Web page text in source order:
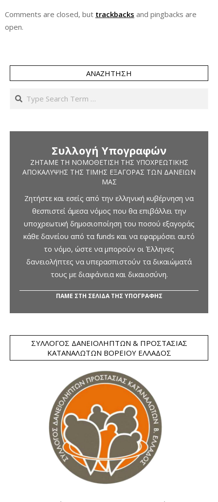
Comments are closed, but trackbacks and pingbacks are
open.
ΑΝΑΖΉΤΗΣΗ
Search
Συλλογή Υπογραφών
ΖΗΤΆΜΕ ΤΗ ΝΟΜΟΘΈΤΙΣΗ ΤΗΣ ΥΠΟΧΡΕΩΤΙΚΉΣ
ΑΠΟΚΆΛΥΨΗΣ ΤΗΣ ΤΙΜΉΣ ΕΞΑΓΟΡΆΣ ΤΩΝ ΔΑΝΕΊΩΝ
ΜΑΣ
Ζητήστε και εσείς από την ελληνική κυβέρνηση να
θεσπιστεί άμεσα νόμος που θα επιβάλλει την
υποχρεωτική δημοσιοποίηση του ποσού εξαγοράς
κάθε δανείου από τα funds και να εφαρμόσει αυτό
το νόμο, ώστε να μπορούν οι Έλληνες
δανειολήπτες να υπερασπιστούν τα δικαιώματά
τους με διαφάνεια και δικαιοσύνη.
ΠΑΜΕ ΣΤΗ ΣΕΛΙΔΑ ΤΗΣ ΥΠΟΓΡΑΦΗΣ
ΣΎΛΛΟΓΟΣ ΔΑΝΕΙΟΛΗΠΤΏΝ & ΠΡΟΣΤΑΣΊΑΣ
ΚΑΤΑΝΑΛΩΤΏΝ ΒΟΡΕΊΟΥ ΕΛΛΆΔΟΣ